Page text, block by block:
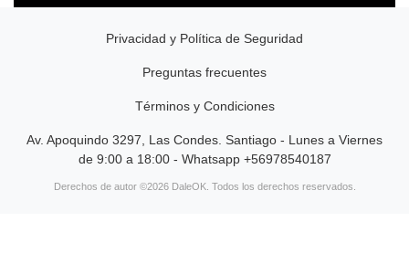
Privacidad y Política de Seguridad
Preguntas frecuentes
Términos y Condiciones
Av. Apoquindo 3297, Las Condes. Santiago - Lunes a Viernes
de 9:00 a 18:00 - Whatsapp +56978540187
Derechos de autor ©2026 DaleOK. Todos los derechos reservados.